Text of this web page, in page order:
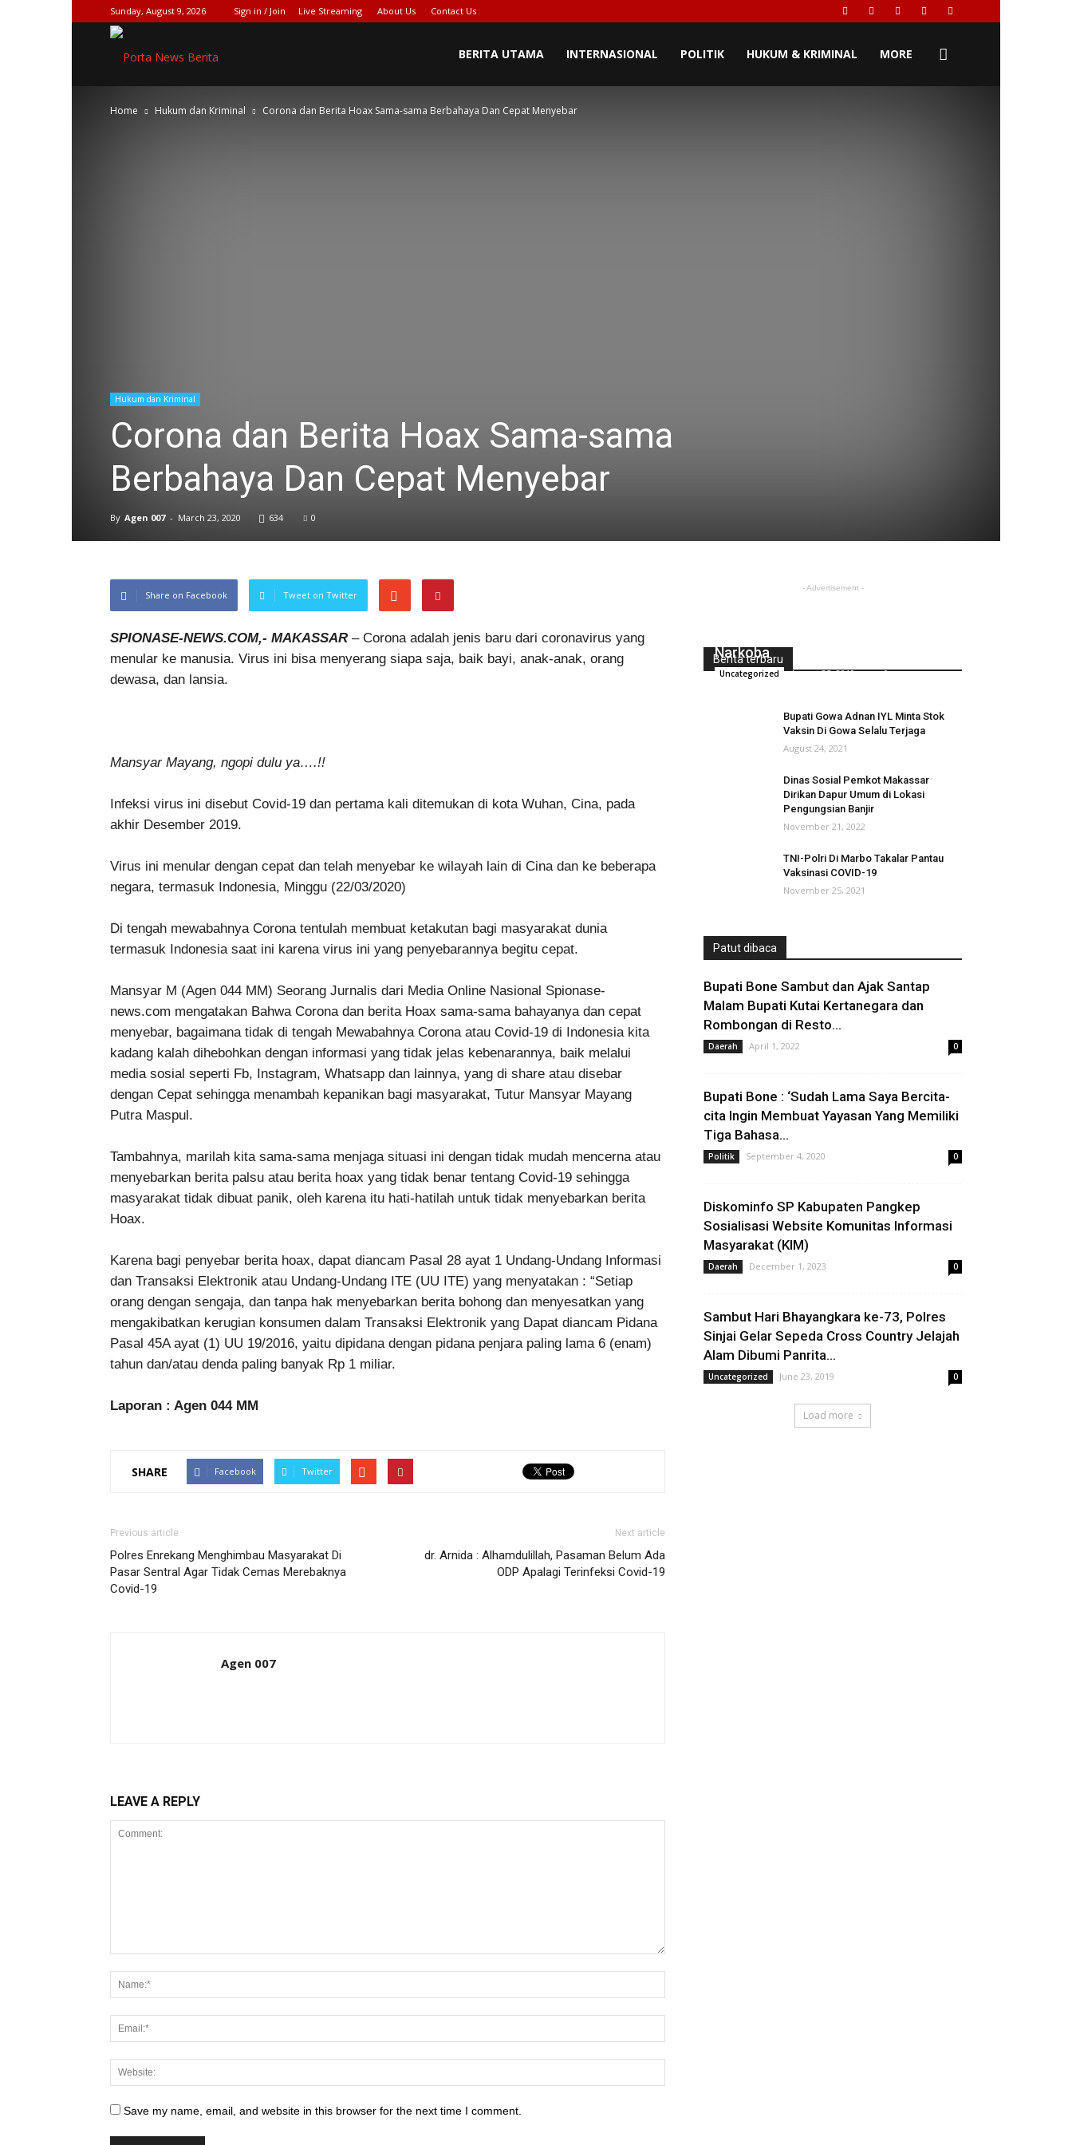
Sunday, August 9, 2026 Sign in / Join Live Streaming About Us Contact Us
NEWS[DOT]COM
BERITA UTAMA INTERNASIONAL POLITIK HUKUM & KRIMINAL MORE
Home Hukum dan Kriminal Corona dan Berita Hoax Sama-sama Berbahaya Dan Cepat Menyebar
Hukum dan Kriminal
Corona dan Berita Hoax Sama-sama
Berbahaya Dan Cepat Menyebar
By Agen 007 - March 23, 2020 634 0
Share on Facebook Tweet on Twitter
SPIONASE-NEWS.COM,- MAKASSAR – Corona adalah jenis baru dari coronavirus yang
menular ke manusia. Virus ini bisa menyerang siapa saja, baik bayi, anak-anak, orang
dewasa, dan lansia.
Mansyar Mayang, ngopi dulu ya….!!
Infeksi virus ini disebut Covid-19 dan pertama kali ditemukan di kota Wuhan, Cina, pada
akhir Desember 2019.
Virus ini menular dengan cepat dan telah menyebar ke wilayah lain di Cina dan ke beberapa
negara, termasuk Indonesia, Minggu (22/03/2020)
Di tengah mewabahnya Corona tentulah membuat ketakutan bagi masyarakat dunia
termasuk Indonesia saat ini karena virus ini yang penyebarannya begitu cepat.
Mansyar M (Agen 044 MM) Seorang Jurnalis dari Media Online Nasional Spionase-
news.com mengatakan Bahwa Corona dan berita Hoax sama-sama bahayanya dan cepat
menyebar, bagaimana tidak di tengah Mewabahnya Corona atau Covid-19 di Indonesia kita
kadang kalah dihebohkan dengan informasi yang tidak jelas kebenarannya, baik melalui
media sosial seperti Fb, Instagram, Whatsapp dan lainnya, yang di share atau disebar
dengan Cepat sehingga menambah kepanikan bagi masyarakat, Tutur Mansyar Mayang
Putra Maspul.
Tambahnya, marilah kita sama-sama menjaga situasi ini dengan tidak mudah mencerna atau
menyebarkan berita palsu atau berita hoax yang tidak benar tentang Covid-19 sehingga
masyarakat tidak dibuat panik, oleh karena itu hati-hatilah untuk tidak menyebarkan berita
Hoax.
Karena bagi penyebar berita hoax, dapat diancam Pasal 28 ayat 1 Undang-Undang Informasi
dan Transaksi Elektronik atau Undang-Undang ITE (UU ITE) yang menyatakan : “Setiap
orang dengan sengaja, dan tanpa hak menyebarkan berita bohong dan menyesatkan yang
mengakibatkan kerugian konsumen dalam Transaksi Elektronik yang Dapat diancam Pidana
Pasal 45A ayat (1) UU 19/2016, yaitu dipidana dengan pidana penjara paling lama 6 (enam)
tahun dan/atau denda paling banyak Rp 1 miliar.
Laporan : Agen 044 MM
SHARE Facebook Twitter
Previous article
Polres Enrekang Menghimbau Masyarakat Di
Pasar Sentral Agar Tidak Cemas Merebaknya
Covid-19
Next article
dr. Arnida : Alhamdulillah, Pasaman Belum Ada
ODP Apalagi Terinfeksi Covid-19
Agen 007
LEAVE A REPLY
Save my name, email, and website in this browser for the next time I comment.
- Advertisement -
Berita terbaru
Narkoba
Uncategorized August 25, 2019 0
Bupati Gowa Adnan IYL Minta Stok
Vaksin Di Gowa Selalu Terjaga
August 24, 2021
Dinas Sosial Pemkot Makassar
Dirikan Dapur Umum di Lokasi
Pengungsian Banjir
November 21, 2022
TNI-Polri Di Marbo Takalar Pantau
Vaksinasi COVID-19
November 25, 2021
Patut dibaca
Bupati Bone Sambut dan Ajak Santap
Malam Bupati Kutai Kertanegara dan
Rombongan di Resto...
Daerah April 1, 2022 0
Bupati Bone : ‘Sudah Lama Saya Bercita-
cita Ingin Membuat Yayasan Yang Memiliki
Tiga Bahasa...
Politik September 4, 2020 0
Diskominfo SP Kabupaten Pangkep
Sosialisasi Website Komunitas Informasi
Masyarakat (KIM)
Daerah December 1, 2023 0
Sambut Hari Bhayangkara ke-73, Polres
Sinjai Gelar Sepeda Cross Country Jelajah
Alam Dibumi Panrita...
Uncategorized June 23, 2019 0
Load more